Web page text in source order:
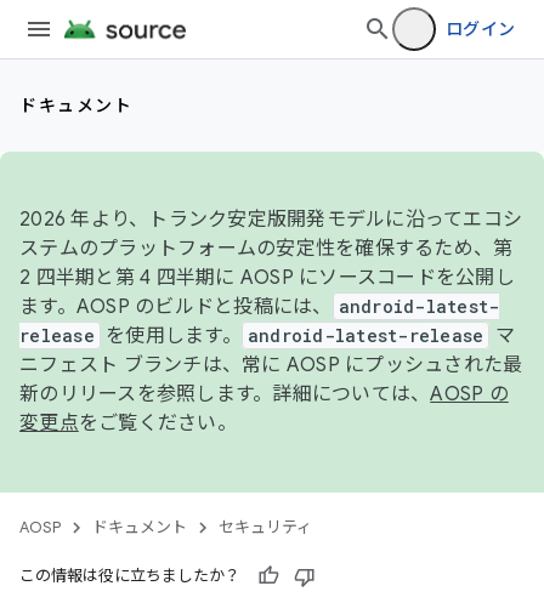
ログイン
ドキュメント
2026 年より、トランク安定版開発モデルに沿ってエコシ
ステムのプラットフォームの安定性を確保するため、第
2 四半期と第 4 四半期に AOSP にソースコードを公開し
ます。AOSP のビルドと投稿には、
android-latest-
release
を使用します。 android-latest-release
マ
ニフェスト ブランチは、常に AOSP にプッシュされた最
新のリリースを参照します。詳細については、AOSP の
変更点をご覧ください。
AOSP ドキュメント セキュリティ
この情報は役に立ちましたか？